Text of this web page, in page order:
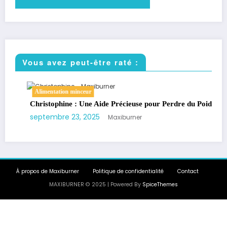
Vous avez peut-être raté :
Alimentation minceur
Christophine : Une Aide Précieuse pour Perdre du Poids
septembre 23, 2025 Maxiburner
À propos de Maxiburner Politique de confidentialité
Contact
MAXIBURNER © 2025 | Powered By SpiceThemes